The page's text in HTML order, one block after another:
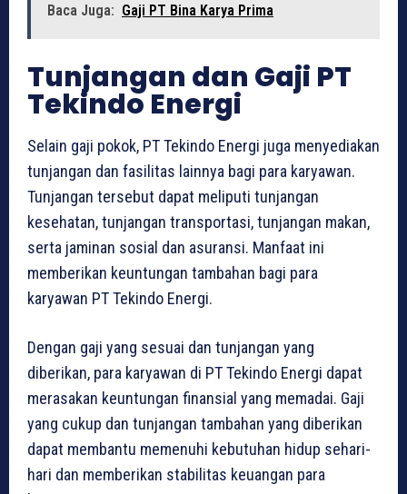
Baca Juga: Gaji PT Bina Karya Prima
Tunjangan dan Gaji PT
Tekindo Energi
Selain gaji pokok, PT Tekindo Energi juga menyediakan
tunjangan dan fasilitas lainnya bagi para karyawan.
Tunjangan tersebut dapat meliputi tunjangan
kesehatan, tunjangan transportasi, tunjangan makan,
serta jaminan sosial dan asuransi. Manfaat ini
memberikan keuntungan tambahan bagi para
karyawan PT Tekindo Energi.
Dengan gaji yang sesuai dan tunjangan yang
diberikan, para karyawan di PT Tekindo Energi dapat
merasakan keuntungan finansial yang memadai. Gaji
yang cukup dan tunjangan tambahan yang diberikan
dapat membantu memenuhi kebutuhan hidup sehari-
hari dan memberikan stabilitas keuangan para